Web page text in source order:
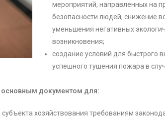
мероприятий, направленных на
безопасности людей, снижение
уменьшения негативных
возникновения;
создание условий для быстрого
успешного тушения пожара в
основным документом для:
хозяйствования требованиям